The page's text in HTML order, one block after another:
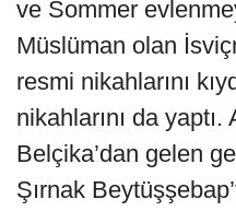
ve Sommer
Müslüman olan
resmi nikahlarını
nikahlarını da
Belçika’dan gelen
Şırnak